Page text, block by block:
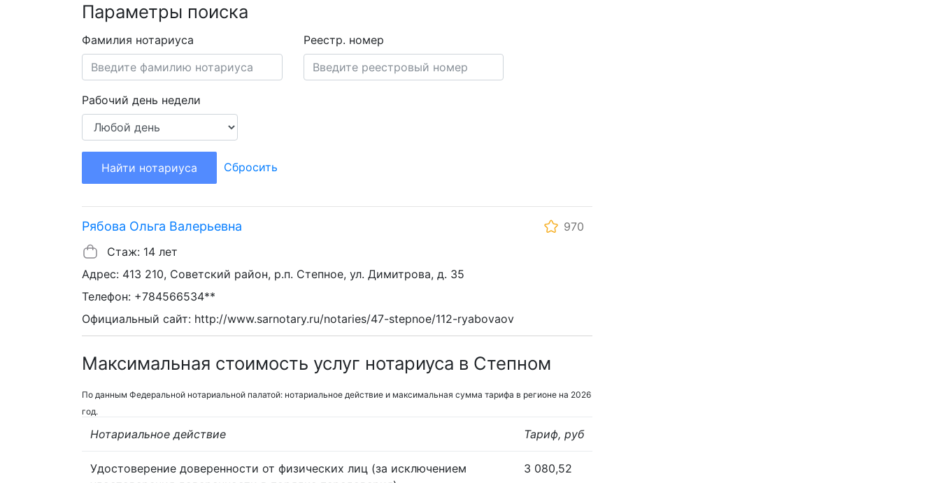
Параметры поиска
Фамилия нотариуса Реестр. номер
Рабочий день недели
Найти нотариуса Сбросить
Рябова Ольга Валерьевна
970
Стаж: 14 лет
Адрес: 413 210, Советский район, р.п. Степное, ул. Димитрова, д. 35
Телефон: +784566534**
Официальный сайт: http://www.sarnotary.ru/notaries/47-stepnoe/112-ryabovaov
Максимальная стоимость услуг нотариуса в Степном
По данным Федеральной нотариальной палатой: нотариальное действие и максимальная сумма тарифа в регионе на 2026
год.
Нотариальное действие Тариф, руб
Удостоверение доверенности от физических лиц (за исключением
3 080,52